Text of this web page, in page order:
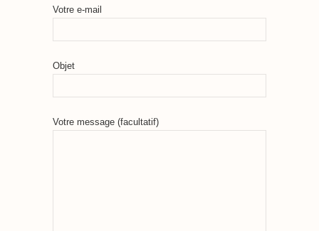
Votre e-mail
Objet
Votre message (facultatif)